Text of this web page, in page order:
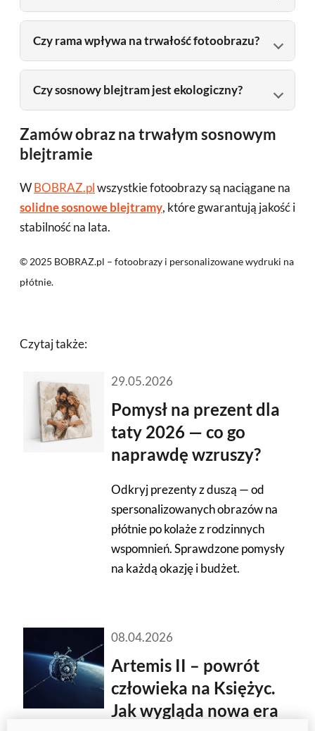
Czy rama wpływa na trwałość fotoobrazu?
Czy sosnowy blejtram jest ekologiczny?
Zamów obraz na trwałym sosnowym
blejtramie
WBOBRAZ.plwszystkie fotoobrazy są naciągane na
solidne sosnowe blejtramy, które gwarantują jakość i
stabilność na lata.
©2025 BOBRAZ.pl – fotoobrazy i personalizowane wydruki na
płótnie.
Czytaj także:
29.05.2026
Pomysł na prezent dla
taty 2026 — co go
naprawdę wzruszy?
Odkryj prezenty z duszą — od
spersonalizowanych obrazów na
płótnie po kolaże z rodzinnych
wspomnień. Sprawdzone pomysły
na każdą okazję i budżet.
08.04.2026
Artemis II – powrót
człowieka na Księżyc.
Jak wygląda nowa era